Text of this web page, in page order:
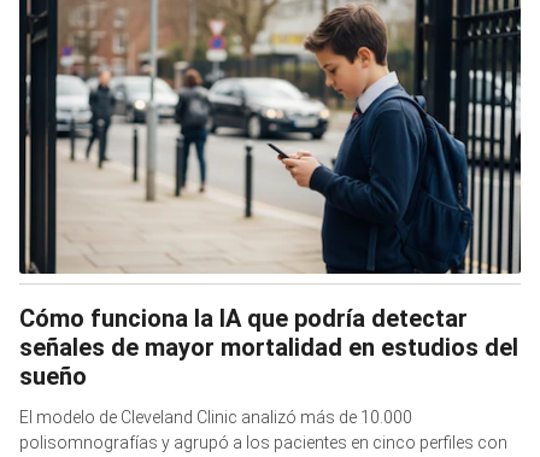
Cómo funciona la IA que podría detectar
señales de mayor mortalidad en estudios del
sueño
El modelo de Cleveland Clinic analizó más de 10.000
polisomnografías y agrupó a los pacientes en cinco perfiles con